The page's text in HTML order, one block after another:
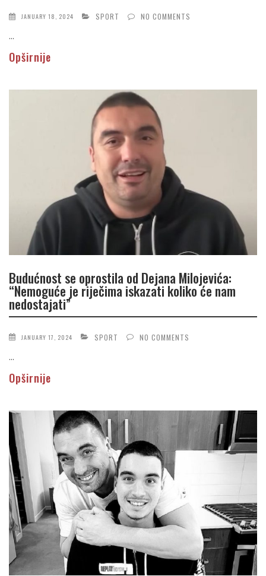
JANUARY 18, 2024 SPORT NO COMMENTS
...
Opširnije
Budućnost se oprostila od Dejana Milojevića:
“Nemoguće je riječima iskazati koliko će nam
nedostajati”
JANUARY 17, 2024 SPORT NO COMMENTS
...
Opširnije